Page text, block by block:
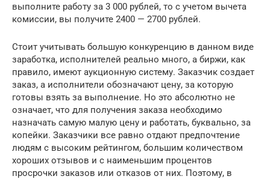
выполните работу за 3 000 рублей, то с учетом вычета
комиссии, вы получите 2400 — 2700 рублей.
Стоит учитывать большую конкуренцию в данном виде
заработка, исполнителей реально много, а биржи, как
правило, имеют аукционную систему. Заказчик создает
заказ, а исполнители обозначают цену, за которую
готовы взять за выполнение. Но это абсолютно не
означает, что для получения заказа необходимо
назначать самую малую цену и работать, буквально, за
копейки. Заказчики все равно отдают предпочтение
людям с высоким рейтингом, большим количеством
хороших отзывов и с наименьшим процентов
просрочки заказов или отказов от них. Поэтому, в